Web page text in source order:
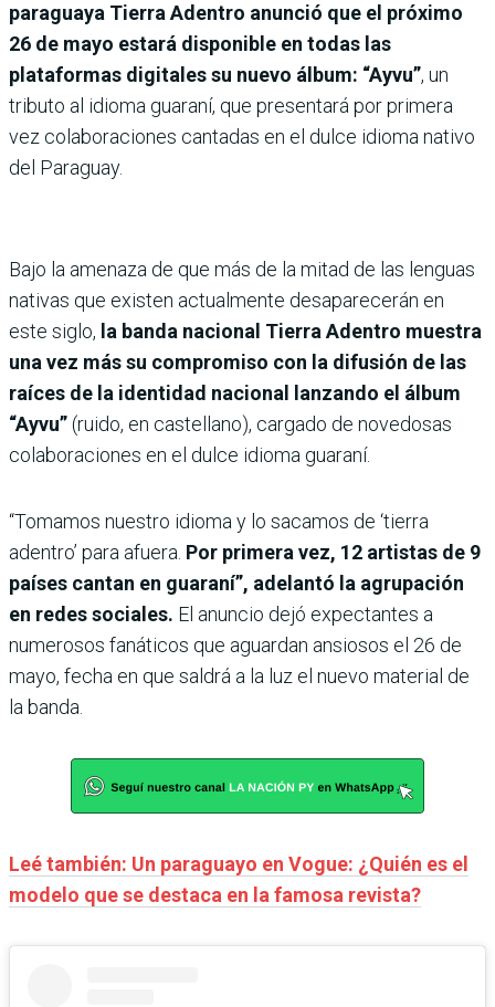
paraguaya Tierra Adentro anunció que el próximo
26 de mayo estará disponible en todas las
plataformas digitales su nuevo álbum: “Ayvu”, un
tributo al idioma guaraní, que presentará por primera
vez colaboraciones cantadas en el dulce idioma nativo
del Paraguay.
Bajo la amenaza de que más de la mitad de las lenguas
nativas que existen actualmente desaparecerán en
este siglo, la banda nacional Tierra Adentro muestra
una vez más su compromiso con la difusión de las
raíces de la identidad nacional lanzando el álbum
“Ayvu”(ruido, en castellano), cargado de novedosas
colaboraciones en el dulce idioma guaraní.
“Tomamos nuestro idioma y lo sacamos de ‘tierra
adentro’ para afuera. Por primera vez, 12 artistas de 9
países cantan en guaraní”, adelantó la agrupación
en redes sociales. El anuncio dejó expectantes a
numerosos fanáticos que aguardan ansiosos el 26 de
mayo, fecha en que saldrá a la luz el nuevo material de
la banda.
Leé también: Un paraguayo en Vogue: ¿Quién es el
modelo que se destaca en la famosa revista?